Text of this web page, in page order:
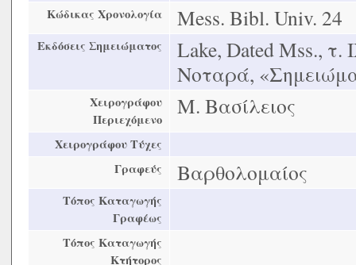
Κώδικας Χρονολογία Mess. Bibl. Univ. 24
Εκδόσεις Σημειώματος
Lake, Dated Mss.,
Νοταρά,
Χειρογράφου
Περιεχόμενο
Μ. Βασίλειος
Χειρογράφου Τύχες
Γραφεύς
Βαρθολομαίος
Τόπος Καταγωγής
Γραφέως
Τόπος Καταγωγής
Κτήτορος